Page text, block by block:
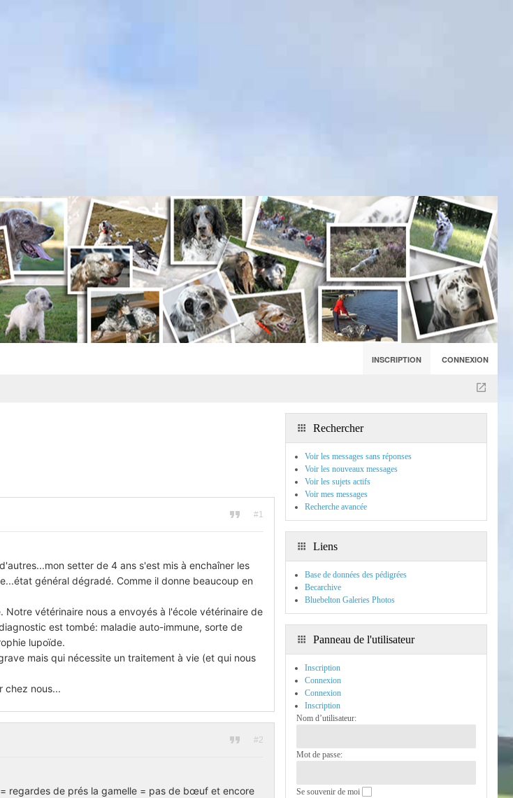
INSCRIPTION CONNEXION
#1
setter de 4 ans s'est mis à enchaîner les
général dégradé. Comme il donne beaucoup en
vétérinaire nous a envoyés à l'école vétérinaire de
est tombé: maladie auto-immune, sorte de
lupoïde.
mais qui nécessite un traitement à vie (et qui nous
chez nous...
#2
regardes de prés la gamelle = pas de bœuf et encore
Rechercher
Voir les messages sans réponses
Voir les nouveaux messages
Voir les sujets actifs
Voir mes messages
Recherche avancée
Liens
Base de données des pédigrées
Becarchive
Bluebelton Galeries Photos
Panneau de l'utilisateur
Inscription
Connexion
Connexion
Inscription
Nom d’utilisateur:
Mot de passe:
Se souvenir de moi